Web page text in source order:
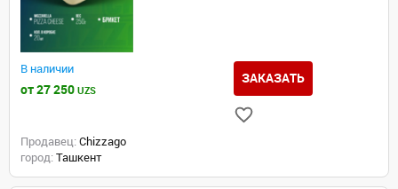
В наличии
от 27 250 UZS
ЗАКАЗАТЬ
Продавец: Chizzago
город: Ташкент